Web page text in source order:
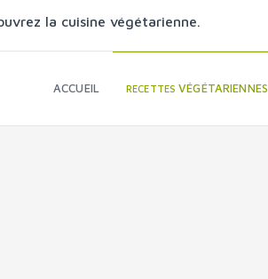
la cuisine végétarienne.
ACCUEIL RECETTESVÉGÉTARIENNES